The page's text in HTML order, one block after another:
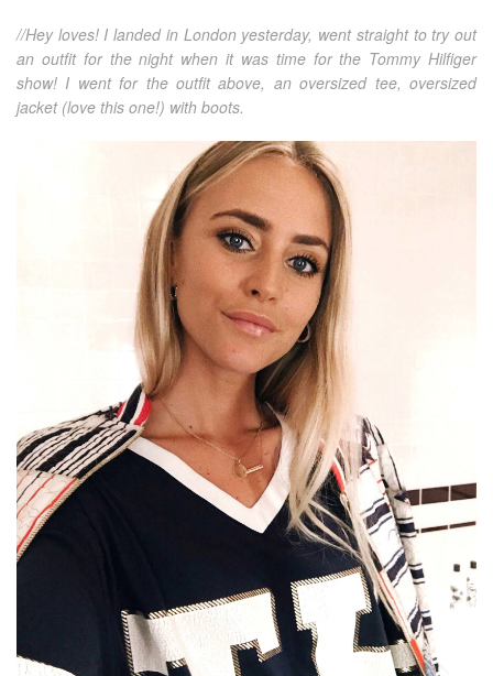
//Hey loves! I landed in London yesterday, went straight to try out
an outfit for the night when it was time for the Tommy Hilfiger
show! I went for the outfit above, an oversized tee, oversized
jacket (love this one!) with boots.